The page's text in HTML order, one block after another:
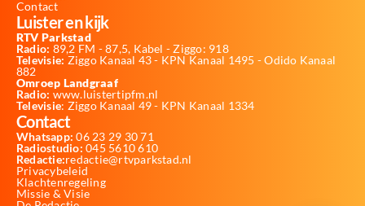
Contact
Luister en kijk
RTV Parkstad
Radio: 89,2 FM - 87,5, Kabel - Ziggo: 918
Televisie: Ziggo Kanaal 43 - KPN Kanaal 1495 - Odido Kanaal
882
Omroep Landgraaf
Radio: www.luistertipfm.nl
Televisie: Ziggo Kanaal 49 - KPN Kanaal 1334
Contact
Whatsapp: 06 23 29 30 71
Radiostudio: 045 5610 610
Redactie:redactie@rtvparkstad.nl
Privacybeleid
Klachtenregeling
Missie & Visie